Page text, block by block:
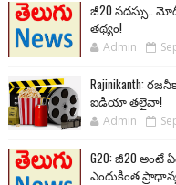
జీ20 సదస్సు..
తథ్యం!
Admin
Rajinikanth:
ఐడియా తలైవా!
Admin
G20: జీ20 అంటే
ఎందుకింత